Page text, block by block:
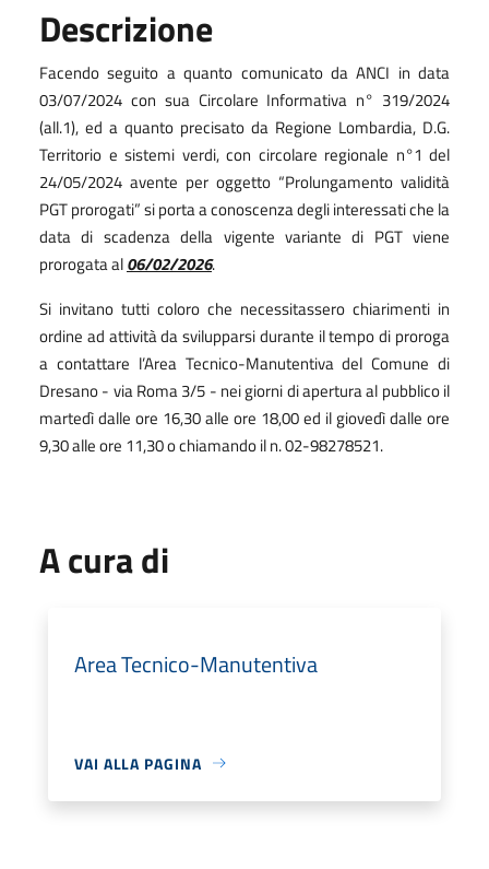
Descrizione
Facendo seguito a quanto comunicato da ANCI in data
03/07/2024 con sua Circolare Informativa n° 319/2024
(all.1), ed a quanto precisato da Regione Lombardia, D.G.
Territorio e sistemi verdi, con circolare regionale n°1 del
24/05/2024 avente per oggetto “Prolungamento validità
PGT prorogati” si porta a conoscenza degli interessati che la
data di scadenza della vigente variante di PGT viene
prorogata al06/02/2026.
Si invitano tutti coloro che necessitassero chiarimenti in
ordine ad attività da svilupparsi durante il tempo di proroga
a contattare l’Area Tecnico-Manutentiva del Comune di
Dresano - via Roma 3/5 - nei giorni di apertura al pubblico il
martedì dalle ore 16,30 alle ore 18,00 ed il giovedì dalle ore
9,30 alle ore 11,30 o chiamando il n. 02-98278521.
A cura di
Area Tecnico-Manutentiva
VAI ALLA PAGINA